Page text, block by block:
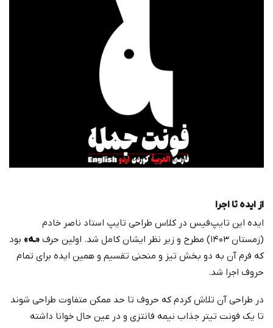
از ایده تا اجرا
ایده این تایپ‌فیس در کلاس طراحی تایپ استاد ناصر خادم
(زمستان ۱۴۰۳) مطرح و زیر نظر ایشان کامل شد. اولین حرف
«ـه» بود
که فرم آن به دو بخش تیز و منحنی تقسیم و همین ایده برای تمام
حروف اجرا شد.
در طراحی آن تلاش کردم که حروف تا حد ممکن متفاوت طراحی شوند
تا یک فونت تیتر جذاب نیمه فانتزی و در عین حال خوانا داشته